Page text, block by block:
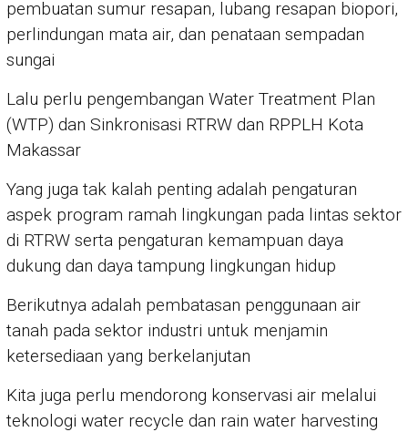
pembuatan sumur resapan, lubang resapan biopori,
perlindungan mata air, dan penataan sempadan
sungai
Lalu perlu pengembangan Water Treatment Plan
(WTP) dan Sinkronisasi RTRW dan RPPLH Kota
Makassar
Yang juga tak kalah penting adalah pengaturan
aspek program ramah lingkungan pada lintas sektor
di RTRW serta pengaturan kemampuan daya
dukung dan daya tampung lingkungan hidup
Berikutnya adalah pembatasan penggunaan air
tanah pada sektor industri untuk menjamin
ketersediaan yang berkelanjutan
Kita juga perlu mendorong konservasi air melalui
teknologi water recycle dan rain water harvesting